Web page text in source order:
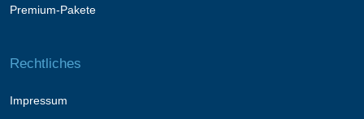
Premium-Pakete
Rechtliches
Impressum